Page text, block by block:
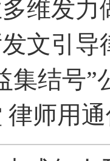
维发
文引
集结号
律师用